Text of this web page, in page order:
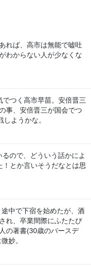
れば、高市は無能で嘘吐
わからない人が少なくな
でつく高市早苗。安倍晋三
事、安倍晋三が国会でつ
ようかな。
ので、どういう話かによ
とか言いそうだなとは思
途中で下宿を始めたが、酒
れ、卒業間際にふたたび
の著書(30歳のバースデ
妙。